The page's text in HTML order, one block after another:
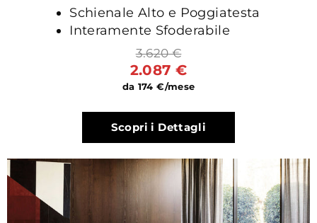
Schienale Alto e Poggiatesta
Interamente Sfoderabile
3.620 €
2.087 €
da 174 €/mese
Scopri i Dettagli